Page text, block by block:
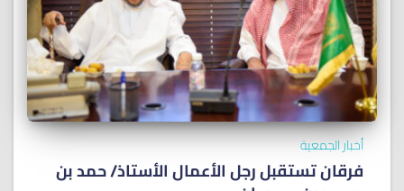
أخبار الجمعية
فرقان تستقبل رجل الأعمال الأستاذ/ ﺣﻤﺪ ﺑﻦ